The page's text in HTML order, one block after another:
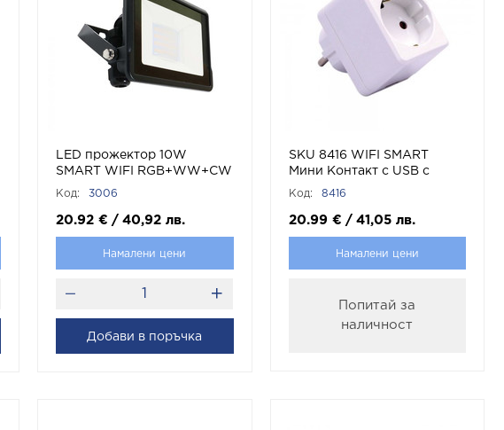
LED прожектор 10W
SMART WIFI RGB+WW+CW
съвместим с Amazon Alexa
V-TAC
Код: 3006
20.92 € / 40,92 лв.
Намалени цени
Добави в поръчка
SKU 8416 WIFI SMART
Мини Контакт с USB с
марка V-TAC
Код: 8416
20.99 € / 41,05 лв.
Намалени цени
Попитай за
наличност